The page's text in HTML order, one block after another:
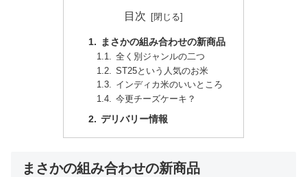
目次
まさかの組み合わせの新商品
全く別ジャンルの二つ
ST25という人気のお米
インディカ米のいいところ
今更チーズケーキ？
デリバリー情報
まさかの組み合わせの新商品